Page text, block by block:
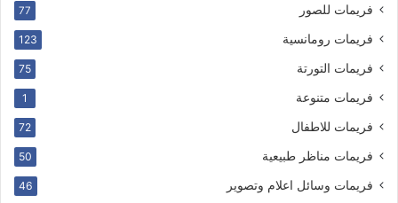
فريمات للصور 77
فريمات رومانسية 123
فريمات التورتة 75
فريمات متنوعة 1
فريمات للاطفال 72
فريمات مناظر طبيعية 50
فريمات وسائل اعلام وتصوير 46